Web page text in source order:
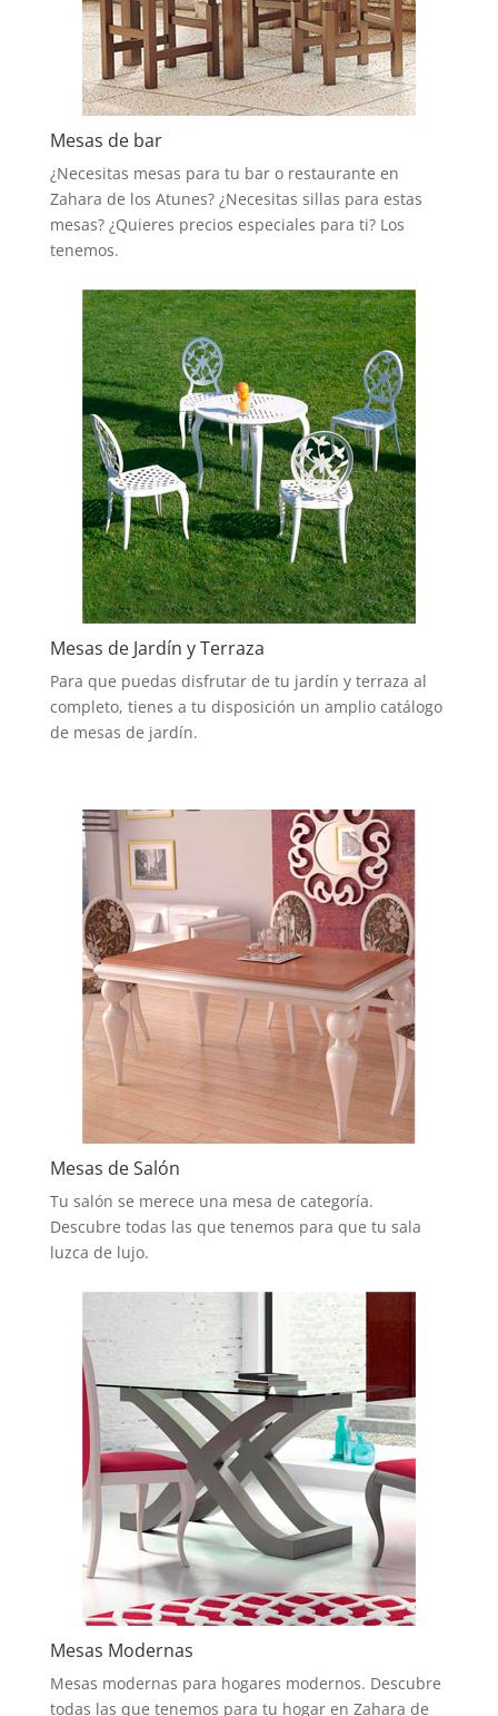
Mesas de bar
¿Necesitas mesas para tu bar o restaurante en
Zahara de los Atunes? ¿Necesitas sillas para estas
mesas? ¿Quieres precios especiales para ti? Los
tenemos.
Mesas de Jardín y Terraza
Para que puedas disfrutar de tu jardín y terraza al
completo, tienes a tu disposición un amplio catálogo
de mesas de jardín.
Mesas de Salón
Tu salón se merece una mesa de categoría.
Descubre todas las que tenemos para que tu sala
luzca de lujo.
Mesas Modernas
Mesas modernas para hogares modernos. Descubre
todas las que tenemos para tu hogar en Zahara de